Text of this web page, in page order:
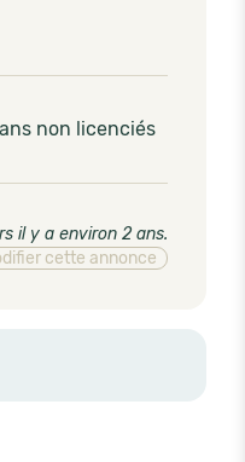
non licenciés
il y a environ 2 ans.
cette annonce